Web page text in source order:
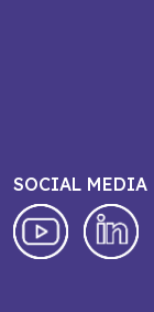
SOCIAL MEDIA